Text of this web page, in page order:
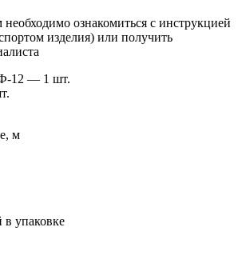
ознакомиться с инструкцией
изделия) или получить
12 — 1 шт.
м
в упаковке